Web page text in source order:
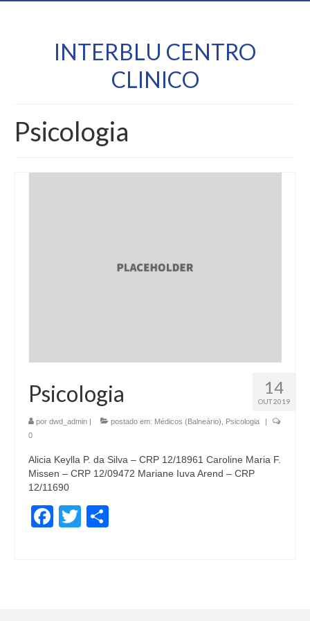
INTERBLU CENTRO
CLINICO
Psicologia
14
OUT 2019
Psicologia
por dwd_admin | postado em: Médicos (Balneário) Psicologia
|
0
Alicia Keylla P. da Silva – CRP 12/18961 Caroline Maria F.
Missen – CRP 12/09472 Mariane Iuva Arend – CRP
12/11690
Facebook
Twitter